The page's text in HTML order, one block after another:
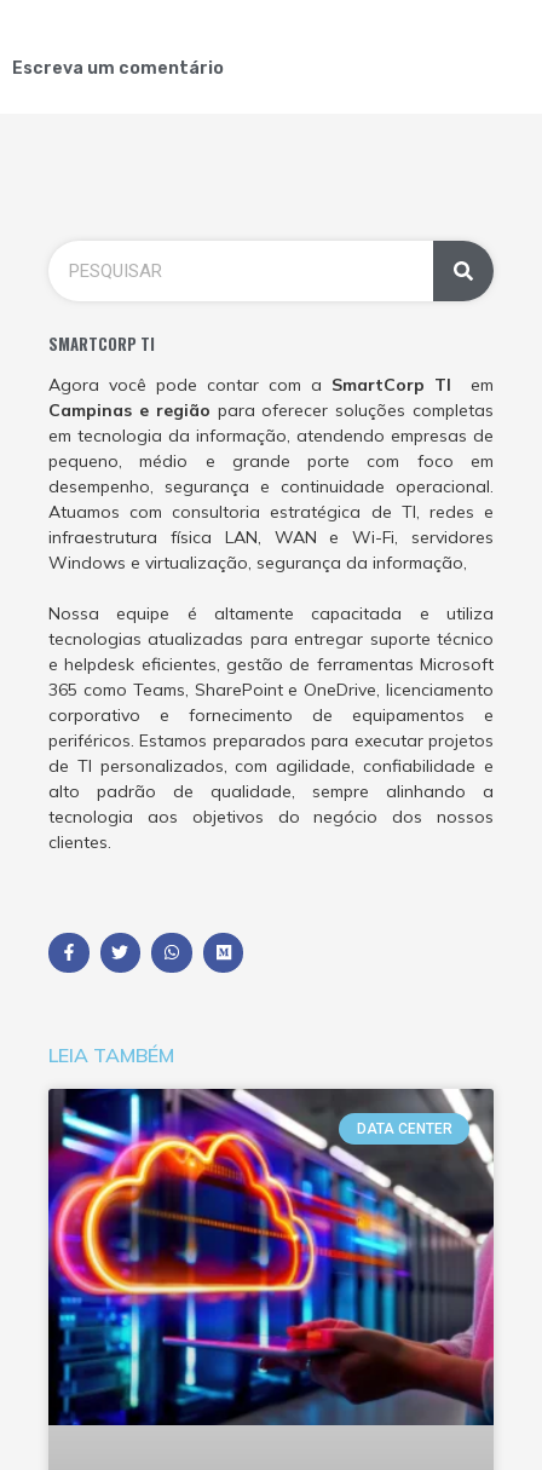
Escreva um comentário
SMARTCORP TI
Agora você pode contar com a SmartCorp TI em
Campinas e região para oferecer soluções completas
em tecnologia da informação, atendendo empresas de
pequeno, médio e grande porte com foco em
desempenho, segurança e continuidade operacional.
Atuamos com consultoria estratégica de TI, redes e
infraestrutura física LAN, WAN e Wi-Fi, servidores
Windows e virtualização, segurança da informação,
Nossa equipe é altamente capacitada e utiliza
tecnologias atualizadas para entregar suporte técnico
e helpdesk eficientes, gestão de ferramentas Microsoft
365 como Teams, SharePoint e OneDrive, licenciamento
corporativo e fornecimento de equipamentos e
periféricos. Estamos preparados para executar projetos
de TI personalizados, com agilidade, confiabilidade e
alto padrão de qualidade, sempre alinhando a
tecnologia aos objetivos do negócio dos nossos
clientes.
LEIA TAMBÉM
DATA CENTER